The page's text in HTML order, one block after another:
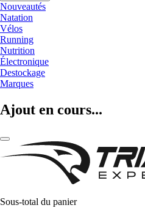
Nouveautés
Natation
Vélos
Running
Nutrition
Électronique
Destockage
Marques
Ajout en cours...
Sous-total du panier